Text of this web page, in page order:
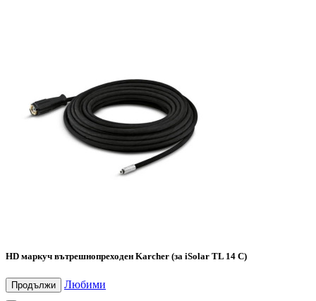
HD маркуч вътрешнопреходен Karcher (за iSolar TL 14 C)
Продължи Любими